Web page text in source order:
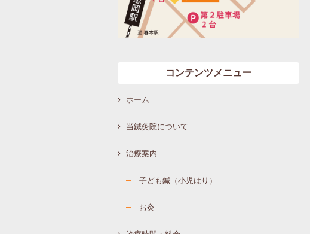
コンテンツメニュー
ホーム
当鍼灸院について
治療案内
子ども鍼（小児はり）
お灸